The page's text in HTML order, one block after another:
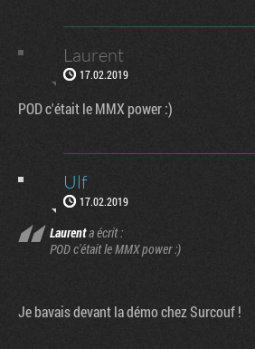
Laurent
17.02.2019
POD c'était le MMX power :)
Ulf
17.02.2019
Laurenta écrit :
POD c'était le MMX power :)
Je bavais devant la démo chez Surcouf !